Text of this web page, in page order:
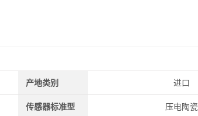
产地类别 进口
传感器标准型 压电陶瓷